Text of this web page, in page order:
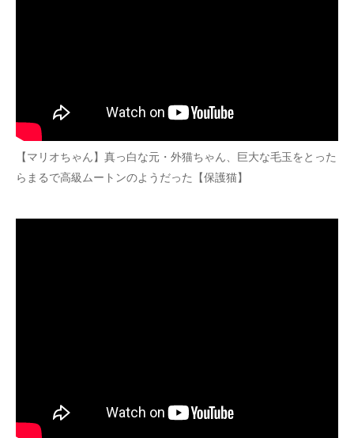
【マリオちゃん】真っ白な元・外猫ちゃん、巨大な毛玉をとった
らまるで高級ムートンのようだった【保護猫】